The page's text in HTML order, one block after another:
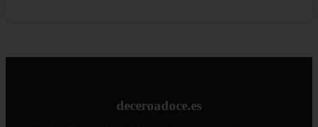
deceroadoce.es